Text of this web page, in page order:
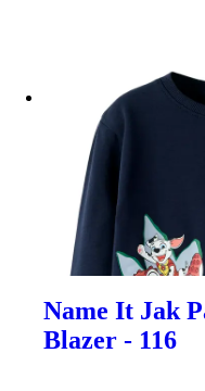
Name It Jak
Blazer - 116